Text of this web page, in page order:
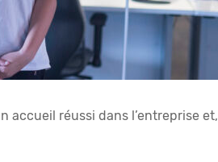
accueil réussi dans l’entreprise et,